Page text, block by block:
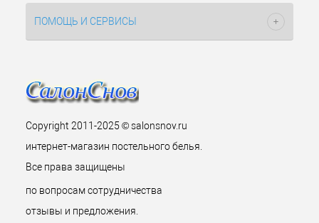
ПОМОЩЬ И СЕРВИСЫ
Copyright 2011-2025 © salonsnov.ru
интернет-магазин постельного белья.
Все права защищены
по вопросам сотрудничества
отзывы и предложения.